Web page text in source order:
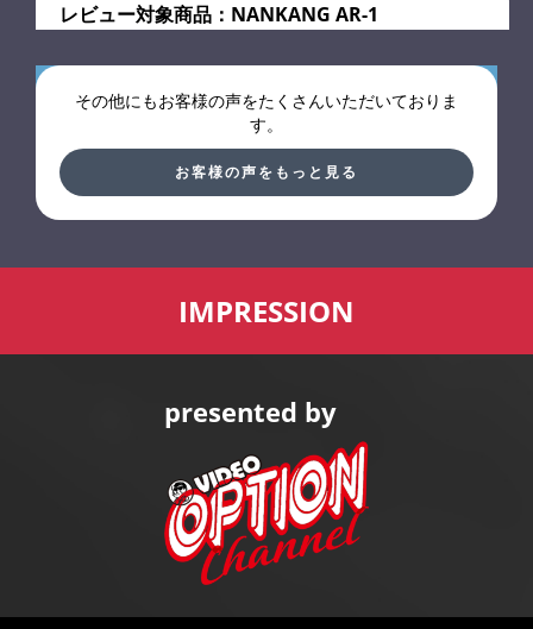
レビュー対象商品：NANKANG AR-1
サーキット走行用に装着
ラジアル規定の同じサイズなら国産だろうが海外製だろうがこの
タイヤのグリップには敵わないはず。
サイズがもっとあれば、、と思う次第です。
静粛性は厳しいです。
乗り心地は意外とソフトでいいのですが。。
あくまでも自分の車を速く走らせたいが高いタイヤはちょっ
というスタンスの自分にはいいタイヤです。
その他にもお客様の声をたくさんいただいておりま
す。
お客様の声をもっと見る
IMPRESSION
presented by